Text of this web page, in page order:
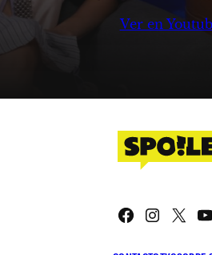
Ver en
Facebook
X